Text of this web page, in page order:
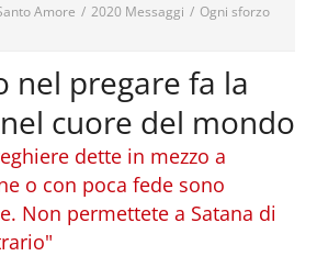
Amore / 2020 Messaggi / Ogni sforzo
nel pregare fa la
cuore del mondo
dette in mezzo a
o con poca fede sono
Non permettete a Satana di